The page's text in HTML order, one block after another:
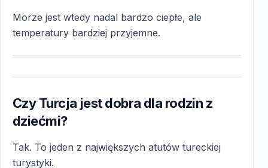
Morze jest wtedy nadal bardzo ciepłe, ale
temperatury bardziej przyjemne.
Czy Turcja jest dobra dla rodzin z
dziećmi?
Tak. To jeden z największych atutów tureckiej
turystyki.